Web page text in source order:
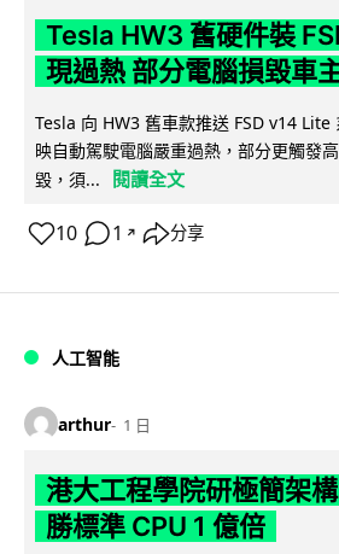
Tesla HW3 舊硬件裝
現過熱 部分電腦損毀車
Tesla 向 HW3 舊車款推送 FSD v14 Lite
映自動駕駛電腦嚴重過熱，部分更觸發
毀，須...
閱讀全文
10 1 ↗ 分享
人工智能
arthur 1 日
港大工程學院研極簡架
勝標準 CPU 1 億倍